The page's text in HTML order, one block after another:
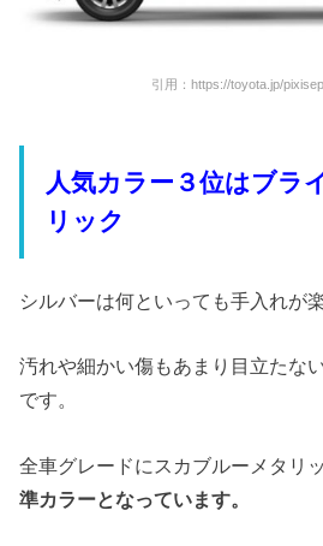
引用：https://toyota.jp/
人気カラー３位はブラ
リック
シルバーは何といっても手入れが楽
汚れや細かい傷もあまり目立たな
です。
全車グレードにスカブルーメタリ
準カラーとなっています。